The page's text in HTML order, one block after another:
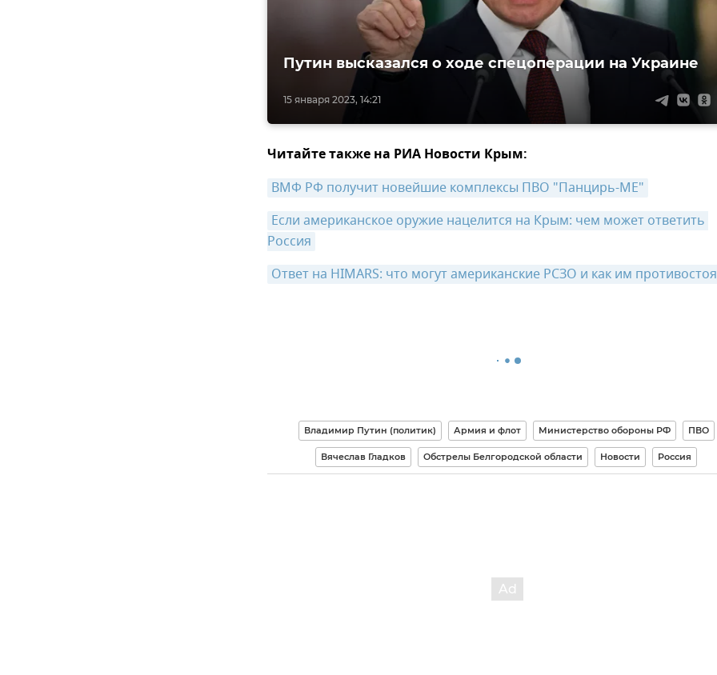
15 января 2023, 14:21
Путин высказался о ходе спецоперации на Украине
Читайте также на РИА Новости Крым:
ВМФ РФ получит новейшие комплексы ПВО "Панцирь-МЕ"
Если американское оружие нацелится на Крым: чем может ответить
Россия
Ответ на HIMARS: что могут американские РСЗО и как им
Владимир Путин (политик) Армия и флот Министерство обороны РФ ПВО
Вячеслав Гладков Обстрелы Белгородской области Новости Россия